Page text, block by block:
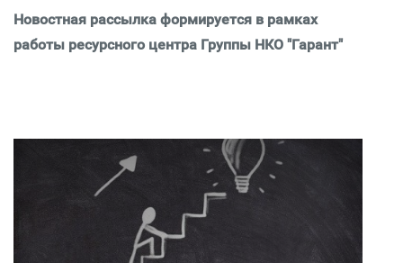
Новостная рассылка формируется в рамках
работы ресурсного центра Группы НКО "Гарант"